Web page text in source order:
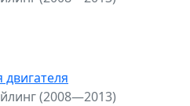
(2008—2013)